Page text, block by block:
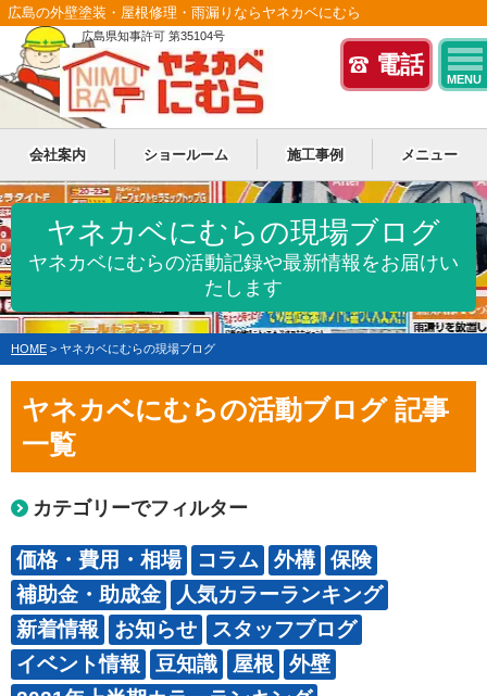
電話
MENU
広島の外壁塗装・屋根修理・雨漏りならヤネカベにむら
広島県知事許可 第35104号
会社案内 ショールーム 施工事例 メニュー
ヤネカベにむらの現場ブログ
ヤネカベにむらの活動記録や最新情報をお届けい
たします
HOME > ヤネカベにむらの現場ブログ
ヤネカベにむらの活動ブログ 記事
一覧
カテゴリーでフィルター
価格・費用・相場 コラム 外構
保険
補助金・助成金
人気カラーランキング
新着情報
お知らせ
スタッフブログ
イベント情報
豆知識 屋根
外壁